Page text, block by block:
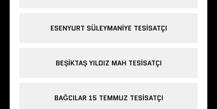
ESENYURT SÜLEYMANIYE TESISATÇI
BEŞIKTAŞ YILDIZ MAH TESISATÇI
BAĞCILAR 15 TEMMUZ TESISATÇI